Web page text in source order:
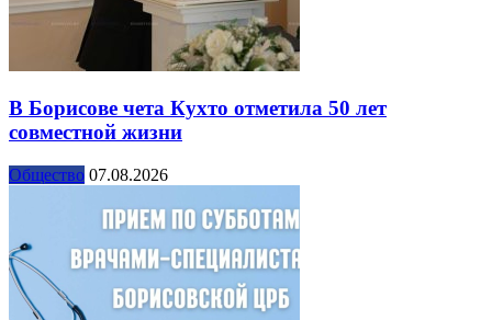
В Борисове чета Кухто отметила 50 лет
совместной жизни
Общество 07.08.2026